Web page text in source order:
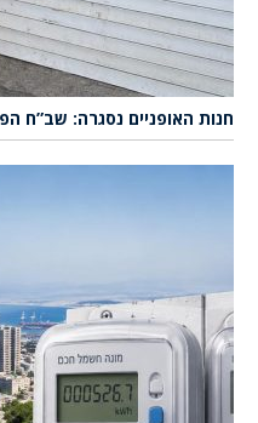
חנות האופניים נסגרה: שב”ח